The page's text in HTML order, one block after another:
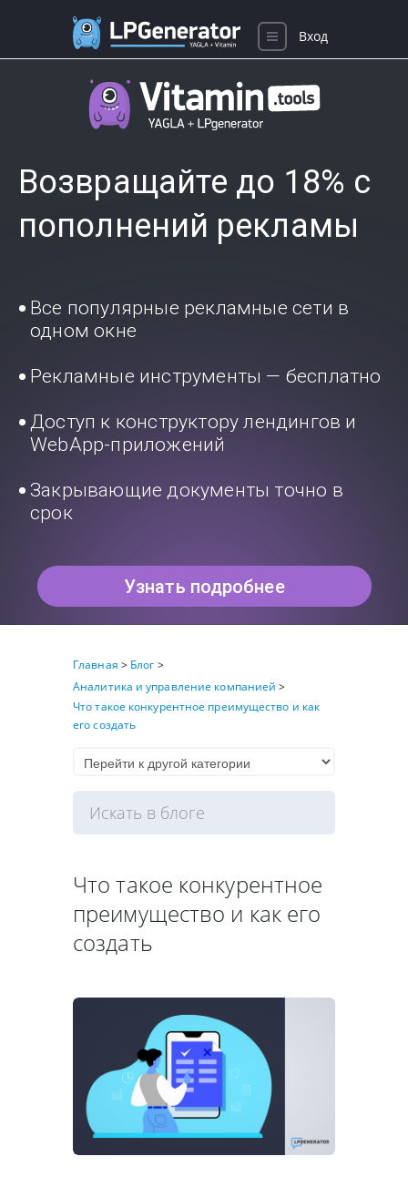
Возвращайте до 18% с
пополнений рекламы
Все популярные рекламные сети в
одном окне
Рекламные инструменты — бесплатно
Доступ к конструктору лендингов и
WebApp-приложений
Закрывающие документы точно в
срок
Узнать подробнее
Главная > Блог >
Аналитика и управление компанией >
Что такое конкурентное преимущество и как
его создать
Что такое конкурентное
преимущество и как его
создать
Вход